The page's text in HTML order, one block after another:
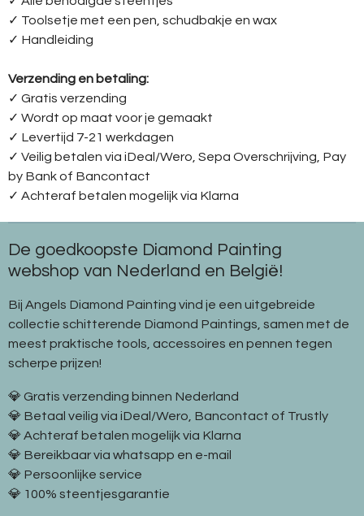
✓ Toolsetje met een pen, schudbakje en wax
✓ Handleiding
Verzending en betaling:
✓ Gratis verzending
✓ Wordt op maat voor je gemaakt
✓ Levertijd 7-21 werkdagen
✓ Veilig betalen via iDeal/Wero, Sepa Overschrijving, Pay
by Bank of Bancontact
✓ Achteraf betalen mogelijk via Klarna
De goedkoopste Diamond Painting
webshop van Nederland en België!
Bij Angels Diamond Painting vind je een uitgebreide
collectie schitterende Diamond Paintings, samen met de
meest praktische tools, accessoires en pennen tegen
scherpe prijzen!
💎 Gratis verzending binnen Nederland
💎 Betaal veilig via iDeal/Wero, Bancontact of Trustly
💎 Achteraf betalen mogelijk via Klarna
💎 Bereikbaar via whatsapp en e-mail
💎 Persoonlijke service
💎 100% steentjesgarantie